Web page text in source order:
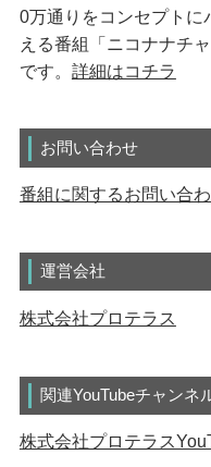
0万通りをコンセプトに
える番組「ニコナナチ
です。 詳細はコチラ
お問い合わせ
番組に関するお問い合
運営会社
株式会社プロテラス
関連YouTubeチャンネ
株式会社プロテラス